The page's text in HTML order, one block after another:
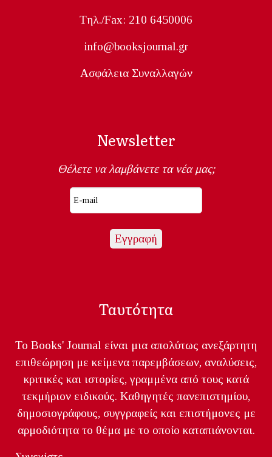
Tηλ./Fax: 210 6450006
info@booksjournal.gr
Ασφάλεια Συναλλαγών
Newsletter
Θέλετε να λαμβάνετε τα νέα μας;
Ταυτότητα
Το Books' Journal είναι μια απολύτως ανεξάρτητη
επιθεώρηση με κείμενα παρεμβάσεων, αναλύσεις,
κριτικές και ιστορίες, γραμμένα από τους κατά
τεκμήριον ειδικούς. Καθηγητές πανεπιστημίου,
δημοσιογράφους, συγγραφείς και επιστήμονες με
αρμοδιότητα το θέμα με το οποίο καταπιάνονται.